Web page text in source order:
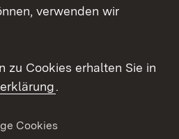
Datenschutz
verwenden wir
zu Cookies erhalten Sie in
.
Cookies